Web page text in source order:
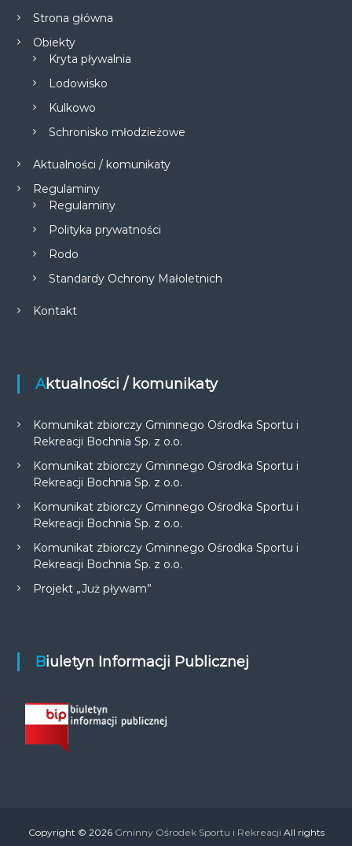
Strona główna
Obiekty
Kryta pływalnia
Lodowisko
Kulkowo
Schronisko młodzieżowe
Aktualności / komunikaty
Regulaminy
Regulaminy
Polityka prywatności
Rodo
Standardy Ochrony Małoletnich
Kontakt
Aktualności / komunikaty
Komunikat zbiorczy Gminnego Ośrodka Sportu i
Rekreacji Bochnia Sp. z o.o.
Komunikat zbiorczy Gminnego Ośrodka Sportu i
Rekreacji Bochnia Sp. z o.o.
Komunikat zbiorczy Gminnego Ośrodka Sportu i
Rekreacji Bochnia Sp. z o.o.
Komunikat zbiorczy Gminnego Ośrodka Sportu i
Rekreacji Bochnia Sp. z o.o.
Projekt „Już pływam”
Biuletyn Informacji Publicznej
Copyright © 2026 Gminny Ośrodek Sportu i Rekreacji All rights